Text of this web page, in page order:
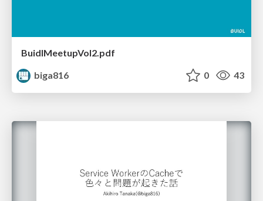
BuidlMeetupVol2.pdf
biga816
0 43